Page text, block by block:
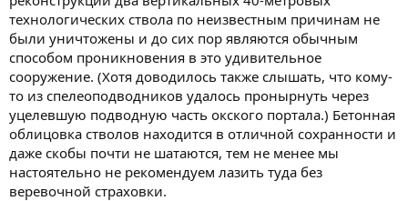
технологических ствола по неизвестным причинам не
были уничтожены и до сих пор являются обычным
способом проникновения в это удивительное
сооружение. (Хотя доводилось также слышать, что кому-
то из спелеоподводников удалось пронырнуть через
уцелевшую подводную часть окского портала.) Бетонная
облицовка стволов находится в отличной сохранности и
даже скобы почти не шатаются, тем не менее мы
настоятельно не рекомендуем лазить туда без
веревочной страховки.